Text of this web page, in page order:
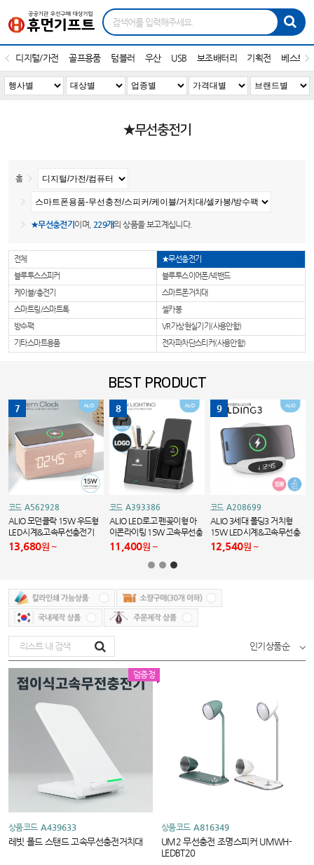
디지털/가전 골프용품 텀블러 우산 USB 보조배터리 기획전 베스트
★무선충전기
홈
★무선충전기 이며, 229개의 상품을 보고계십니다.
전체
★무선충전기
블루투스스피커
블루투스이어폰/넥밴드
케이블/충전기
스마트폰거치대
스마트링/스마트톡
셀카봉
방수팩
VR가상현실기기(사용안함)
기타스마트용품
전자파차단스티커(사용안함)
BEST PRODUCT
7
코드 A562928
ALIO 모던클락 15W 우드형
LED시계&고속무선충전기
13,680원
8
코드 A393386
ALIO LED로고 펜꽂이형 아
이콘라이팅 15W 고속무선충
전기
11,400원
9
코드 A208699
ALIO 3세대 폴딩3 거치형
15W LED시계&고속무선충
전기
12,540원
인기상품순
덤증정
상품코드 A439633
레빗 폴드 스탠드 고속무선충전거치대
상품코드 A816349
UM2 무선충전 조명스피커 UMWH-
LEDBT20